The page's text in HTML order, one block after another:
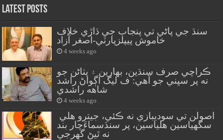
Latest Posts
سنڌ جي پاڻي تي پنجاب جي ڌاڙي خلاف
خاموش پيپلزپارٽي-اصغر آزاد
4 weeks ago
ڪراچي صرف سنڌين، بهارين ۽ پٺاڻن جو
نه پر سڀني جو آهي: ف ليگ اڳواڻ راشد
شاهه راشدي
4 weeks ago
سگهياسين هلياسين، پر سنڌسماءَچار بند
نه ٿيڻ گهرجي